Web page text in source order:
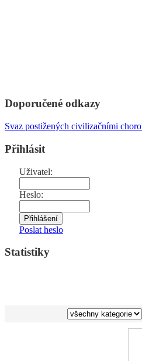
Doporučené odkazy
Svaz postižených civilizačními
Přihlásit
Uživatel:
Heslo:
Poslat heslo
Statistiky